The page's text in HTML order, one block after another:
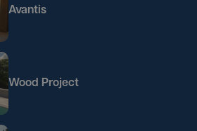
Avantis
Wood Project